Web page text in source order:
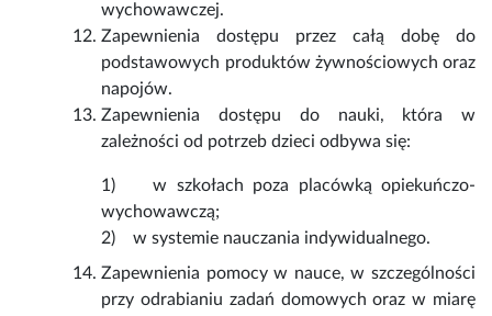
wychowawczej.
Zapewnienia dostępu przez całą dobę do
podstawowych produktów żywnościowych oraz
napojów.
Zapewnienia dostępu do nauki, która w
zależności od potrzeb dzieci odbywa się:
1) w szkołach poza placówką opiekuńczo-
wychowawczą;
2) w systemie nauczania indywidualnego.
Zapewnienia pomocy w nauce, w szczególności
przy odrabianiu zadań domowych oraz w miarę